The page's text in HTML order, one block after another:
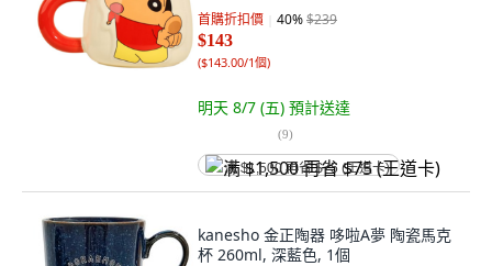
首購折扣價 40%$239
$143
($143.00/1個)
明天 8/7 (五) 預計送達
(9)
满 $1,500 再省 $75 (王道卡)
kanesho 金正陶器 哆啦A夢 陶瓷馬克
杯 260ml, 深藍色, 1個